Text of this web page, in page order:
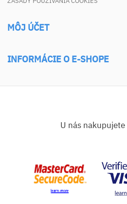
MÔJ ÚČET
INFORMÁCIE O E-SHOPE
U nás nakupujete